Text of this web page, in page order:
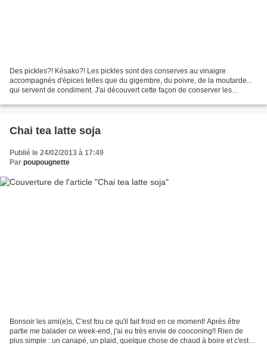
Des pickles?! Késako?! Les pickles sont des conserves au vinaigre
accompagnés d'épices telles que du gigembre, du poivre, de la moutarde...
qui servent de condiment. J'ai découvert cette façon de conserver les
Chai tea latte soja
Publié le 24/02/2013 à 17:49
Par poupougnette
Bonsoir les ami(e)s, C'est fou ce qu'il fait froid en ce moment! Après être
partie me balader ce week-end, j'ai eu très envie de cooconing!! Rien de
plus simple : un canapé, un plaid, quelque chose de chaud à boire et c'est